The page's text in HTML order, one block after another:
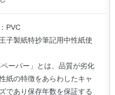
PVC
子製紙特抄筆記用中性紙使
ーパー」とは、品質が劣化
紙の特徴をあらわしたキャ
であり保存年数を保証する